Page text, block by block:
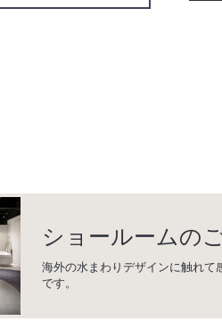
ショールームの
海外の水まわりデザインに触れて
です。